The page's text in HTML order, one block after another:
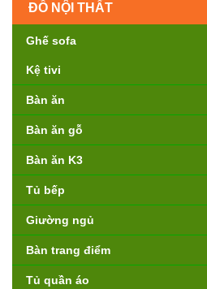
ĐỒ NỘI THẤT
Ghế sofa
Kệ tivi
Bàn ăn
Bàn ăn gỗ
Bàn ăn K3
Tủ bếp
Giường ngủ
Bàn trang điểm
Tủ quần áo